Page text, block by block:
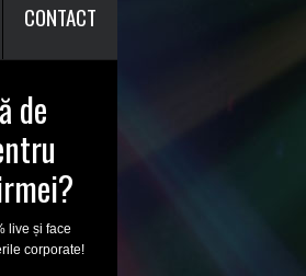
CONTACT
de
live și face
corporate!